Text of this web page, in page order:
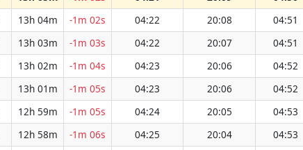
13h 04m -1m 02s 04:22 20:08 04:51
13h 03m -1m 03s 04:22 20:07 04:51
13h 02m -1m 04s 04:23 20:06 04:52
13h 01m -1m 05s 04:23 20:06 04:52
12h 59m -1m 05s 04:24 20:05 04:53
12h 58m -1m 06s 04:25 20:04 04:53